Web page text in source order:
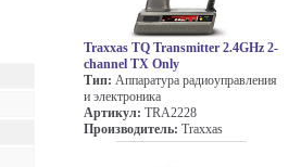
Traxxas TQ Transmitter 2.4GHz 2-
channel TX Only
Тип: Аппаратура радиоуправления
и электроника
Артикул: TRA2228
Производитель: Traxxas